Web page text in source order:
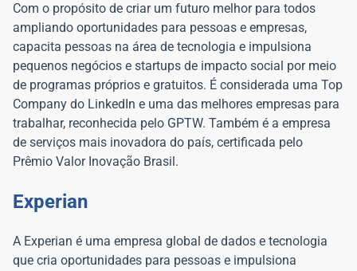
Com o propósito de criar um futuro melhor para todos
ampliando oportunidades para pessoas e empresas,
capacita pessoas na área de tecnologia e impulsiona
pequenos negócios e startups de impacto social por meio
de programas próprios e gratuitos. É considerada uma Top
Company do LinkedIn e uma das melhores empresas para
trabalhar, reconhecida pelo GPTW. Também é a empresa
de serviços mais inovadora do país, certificada pelo
Prêmio Valor Inovação Brasil.
Experian
A Experian é uma empresa global de dados e tecnologia
que cria oportunidades para pessoas e impulsiona